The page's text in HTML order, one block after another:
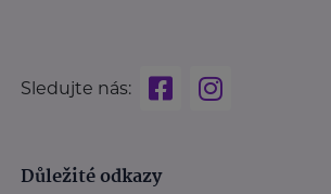
Sledujte nás:
Důležité odkazy